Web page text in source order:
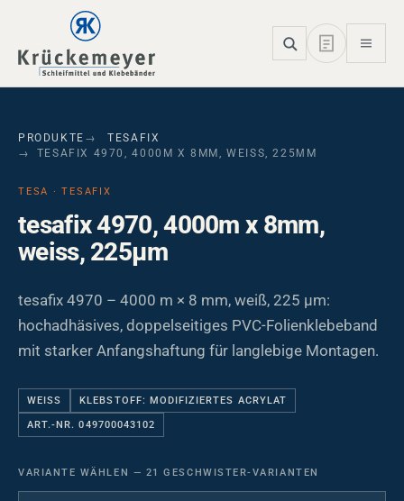
Skip to main navigation
Skip to main content
Skip to page footer
PRODUKTE
TESAFIX
TESAFIX 4970, 4000M X 8MM, WEISS, 225ΜM
TESA · TESAFIX
tesafix 4970, 4000m x 8mm,
weiss, 225µm
tesafix 4970 – 4000 m × 8 mm, weiß, 225 µm:
hochadhäsives, doppelseitiges PVC-Folienklebeband
mit starker Anfangshaftung für langlebige Montagen.
WEISS KLEBSTOFF: MODIFIZIERTES ACRYLAT
ART.-NR. 049700043102
VARIANTE WÄHLEN — 21 GESCHWISTER-VARIANTEN